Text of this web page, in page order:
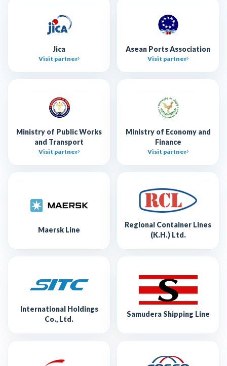
Jica
Visit partner
Asean Ports Association
Visit partner
Ministry of Public Works
and Transport
Visit partner
Ministry of Economy and
Finance
Visit partner
Maersk Line
Regional Container Lines
(K.H.) Ltd.
International Holdings
Co., Ltd.
Samudera Shipping Line